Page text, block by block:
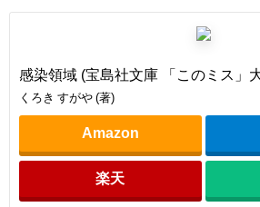
感染領域 (宝島社文庫 「このミス」
くろき すがや (著)
Amazon
楽天